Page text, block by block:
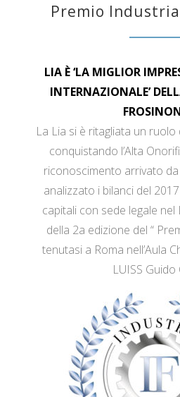
Premio Industria
LIA È ‘LA MIGLIOR
INTERNAZIONALE’
La Lia si è ritagliata un
conquistando l’Alta
riconoscimento arrivato
analizzato i bilanci del
capitali con sede legale
della 2a edizione del “
tenutasi a Roma nell’Aula
LUISS Guido